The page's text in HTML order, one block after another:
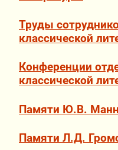
Труды
классической
Конференции
классической
Памяти Ю.В.
Памяти Л.Д.